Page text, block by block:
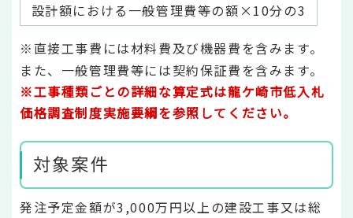
設計額における一般管理費等の額×10分の3
※直接工事費には材料費及び機器費を含みます。
また、一般管理費等には契約保証費を含みます。
※工事種類ごとの詳細な算定式は龍ケ崎市低入札
価格調査制度実施要綱を参照してください。
対象案件
発注予定金額が3,000万円以上の建設工事又は総